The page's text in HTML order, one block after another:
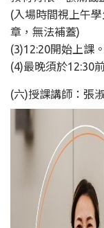
(入場時間視上午
章，無法補蓋)
(3)12:20開始上課。
(4)最晚須於12:30
(六)授課講師：張